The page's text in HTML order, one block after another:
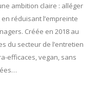
ambition claire : alléger
réduisant l’empreinte
Créée en 2018 au
du secteur de l’entretien
efficaces, vegan, sans